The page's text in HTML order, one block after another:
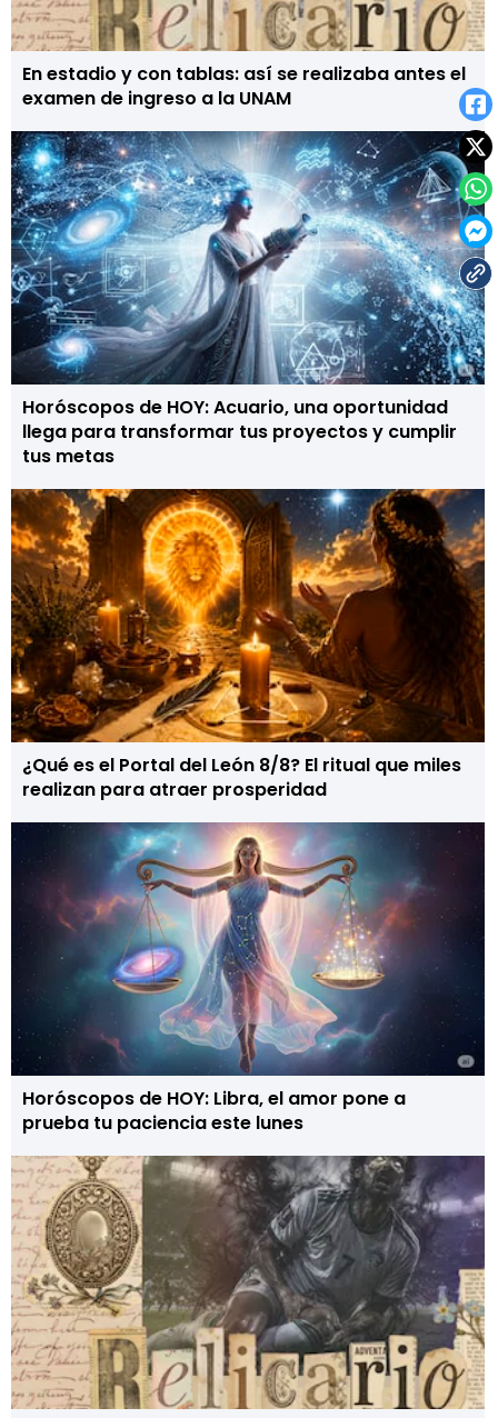
En estadio y con tablas: así se realizaba antes el
examen de ingreso a la UNAM
Horóscopos de HOY: Acuario, una oportunidad
llega para transformar tus proyectos y cumplir
tus metas
¿Qué es el Portal del León 8/8? El ritual que miles
realizan para atraer prosperidad
Horóscopos de HOY: Libra, el amor pone a
prueba tu paciencia este lunes